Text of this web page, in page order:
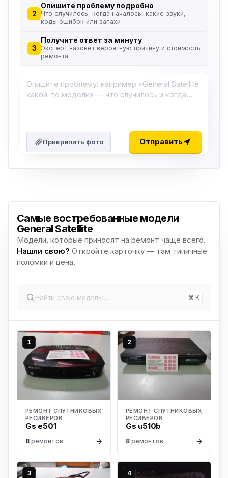
2
Опишите проблему подробно
Что случилось, когда началось, какие звуки,
коды ошибок или запахи
3
Получите ответ за минуту
Эксперт назовёт вероятную причину и стоимость
ремонта
Прикрепить фото Отправить
Самые востребованные модели
General Satellite
Модели, которые приносят на ремонт чаще всего.
Нашли свою? Откройте карточку — там типичные
поломки и цена.
⌘ K
1
РЕМОНТ СПУТНИКОВЫХ
РЕСИВЕРОВ
Gs e501
8 ремонтов →
2
РЕМОНТ СПУТНИКОВЫХ
РЕСИВЕРОВ
Gs u510b
8 ремонтов →
3 4